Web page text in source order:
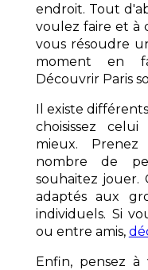
endroit. Tout
voulez faire et à
vous résoudre
moment en
Découvrir Paris
Il existe
choisissez
mieux.
nombre de
souhaitez jouer.
adaptés aux
individuels. Si
ou entre amis,
Enfin, pensez à